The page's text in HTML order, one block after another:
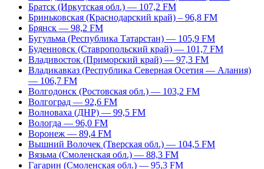
Братск (Иркутская обл.) — 107,2 FM
Бриньковская (Краснодарский край) – 96,8 FM
Брянск — 98,2 FM
Бугульма (Республика Татарстан) — 105,9 FM
Буденновск (Ставропольский край) — 101,7 FM
Владивосток (Приморский край) — 97,3 FM
Владикавказ (Республика Северная Осетия — Алания)
— 106,7 FM
Волгодонск (Ростовская обл.) — 103,2 FM
Волгоград — 92,6 FM
Волноваха (ДНР) — 99,5 FM
Вологда — 96,0 FM
Воронеж — 89,4 FM
Вышний Волочек (Тверская обл.) — 104,5 FM
Вязьма (Смоленская обл.) — 88,3 FM
Гагарин (Смоленская обл.) — 95,3 FM